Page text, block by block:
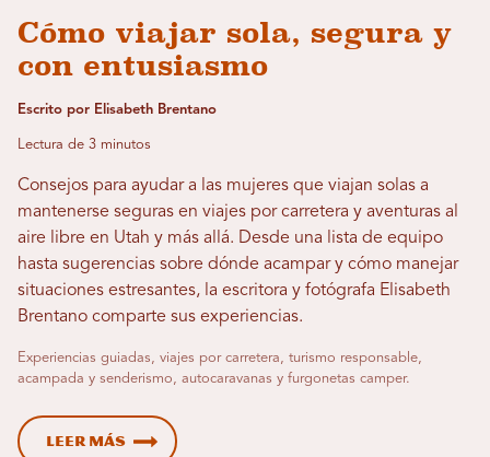
Cómo viajar sola, segura y
con entusiasmo
Escrito por Elisabeth Brentano
Lectura de 3 minutos
Consejos para ayudar a las mujeres que viajan solas a
mantenerse seguras en viajes por carretera y aventuras al
aire libre en Utah y más allá. Desde una lista de equipo
hasta sugerencias sobre dónde acampar y cómo manejar
situaciones estresantes, la escritora y fotógrafa Elisabeth
Brentano comparte sus experiencias.
Experiencias guiadas, viajes por carretera, turismo responsable,
acampada y senderismo, autocaravanas y furgonetas camper.
Leer más